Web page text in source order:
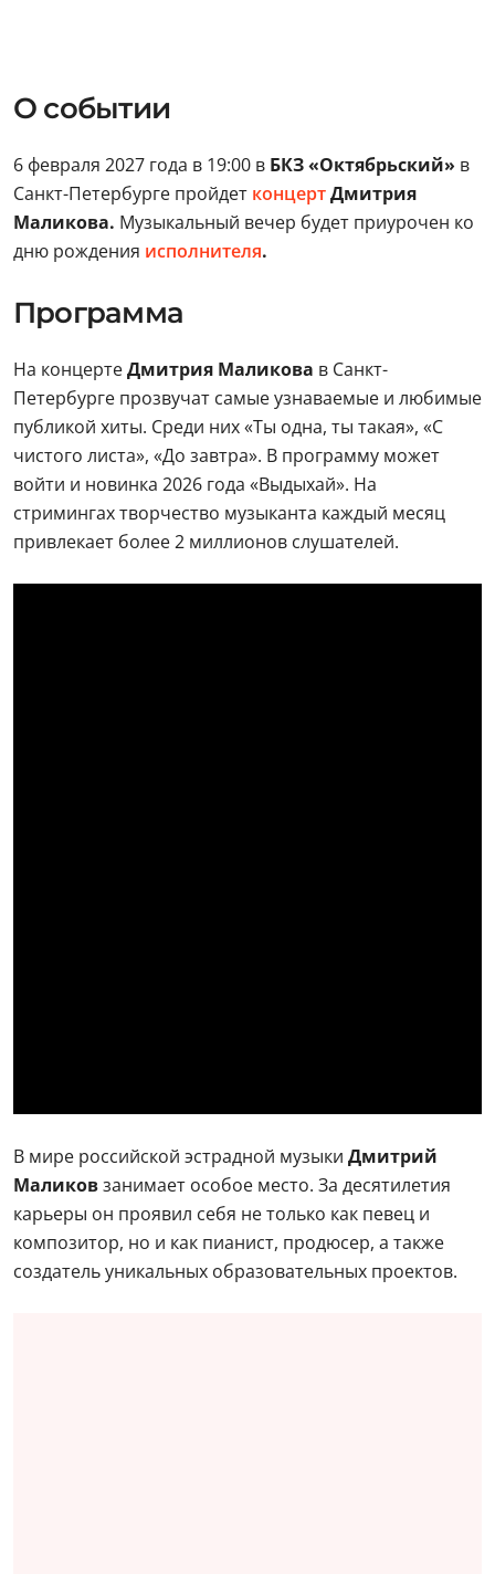
О событии
6 февраля 2027 года в 19:00 в БКЗ «Октябрьский» в
Санкт-Петербурге пройдет концертДмитрия
Маликова. Музыкальный вечер будет приурочен ко
дню рождения исполнителя.
Программа
На концертеДмитрия Маликова в Санкт-
Петербурге прозвучат самые узнаваемые и любимые
публикой хиты. Среди них «Ты одна, ты такая», «С
чистого листа», «До завтра». В программу может
войти и новинка 2026 года «Выдыхай». На
стримингах творчество музыканта каждый месяц
привлекает более 2 миллионов слушателей.
В мире российской эстрадной музыки Дмитрий
Маликовзанимает особое место. За десятилетия
карьеры он проявил себя не только как певец и
композитор, но и как пианист, продюсер, а также
создатель уникальных образовательных проектов.